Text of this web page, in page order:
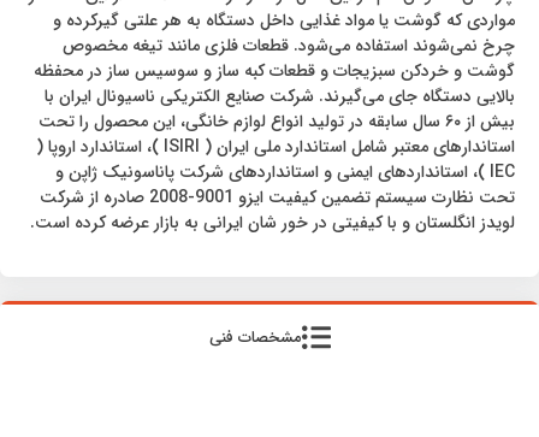
مواردی که گوشت یا مواد غذایی داخل دستگاه به هر علتی گیرکرده و
چرخ نمی‌شوند استفاده می‌شود. قطعات فلزی مانند تیغه مخصوص
گوشت و خردکن سبزیجات و قطعات کبه ساز و سوسیس ساز در محفظه
بالایی دستگاه جای می‌گیرند. شرکت صنایع الکتریکی ناسیونال ایران با
بیش از ۶۰ سال سابقه در تولید انواع لوازم خانگی، این محصول را تحت
استاندارهای معتبر شامل استاندارد ملی ایران ( ISIRI )، استاندارد اروپا (
IEC )، استانداردهای ایمنی و استانداردهای شرکت پاناسونیک ژاپن و
تحت نظارت سیستم تضمین کیفیت ایزو 9001-2008 صادره از شرکت
لویدز انگلستان و با کیفیتی در خور شان ایرانی به بازار عرضه کرده است.
مشخصات فنی